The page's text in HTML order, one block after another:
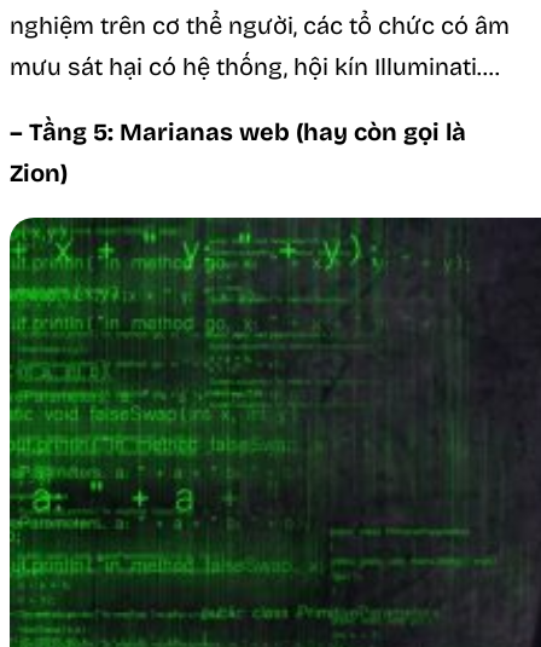
nghiệm trên cơ thể người, các tổ chức có âm
mưu sát hại có hệ thống, hội kín Illuminati….
– Tầng 5: Marianas web (hay còn gọi là
Zion)